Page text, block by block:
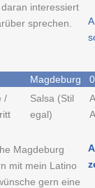
interessiert
sprechen.
Magdeburg
/
Salsa (Stil
egal)
Magdeburg
mit mein Latino
gern eine